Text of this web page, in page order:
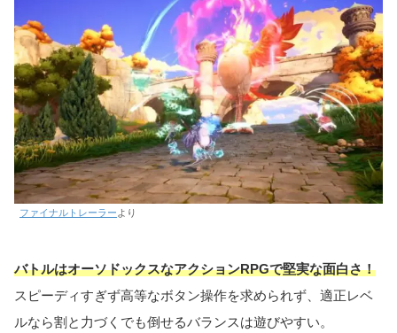
ファイナルトレーラー より
バトルはオーソドックスなアクションRPGで堅実な面白さ！
スピーディすぎず高等なボタン操作を求められず、適正レベ
ルなら割と力づくでも倒せるバランスは遊びやすい。